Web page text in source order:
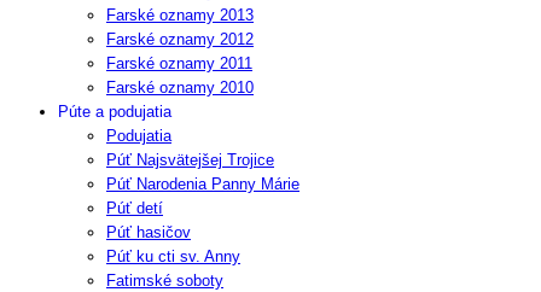
Farské oznamy 2013
Farské oznamy 2012
Farské oznamy 2011
Farské oznamy 2010
Púte a podujatia
Podujatia
Púť Najsvätejšej Trojice
Púť Narodenia Panny Márie
Púť detí
Púť hasičov
Púť ku cti sv. Anny
Fatimské soboty